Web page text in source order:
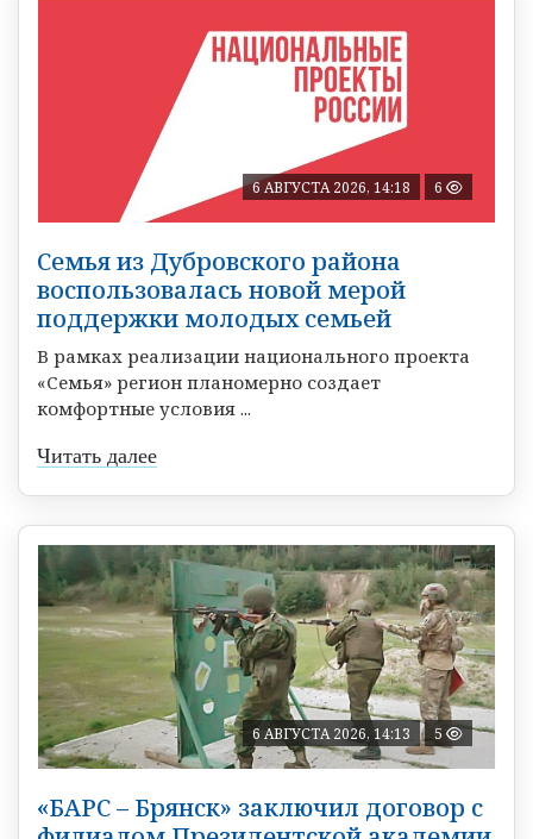
6 АВГУСТА 2026, 14:18 6
Семья из Дубровского района
воспользовалась новой мерой
поддержки молодых семьей
В рамках реализации национального проекта
«Семья» регион планомерно создает
комфортные условия ...
Читать далее
6 АВГУСТА 2026, 14:13 5
«БАРС – Брянск» заключил договор с